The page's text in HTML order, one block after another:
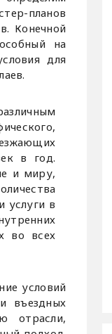
планов
Конечной
на
для
в год.
и миру,
услуги в
во всех
условий
въездных
отрасли,